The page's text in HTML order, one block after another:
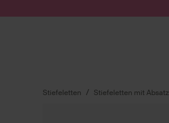
Stiefeletten Stiefeletten mit Absatz